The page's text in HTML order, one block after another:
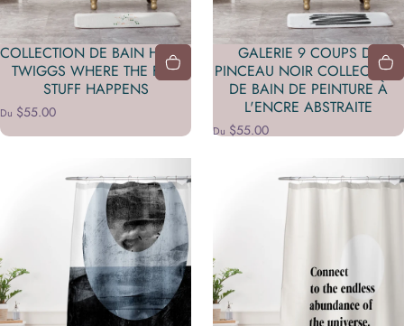
COLLECTION DE BAIN HELLO
TWIGGS WHERE THE FUN
STUFF HAPPENS
Du $55.00
GALERIE 9 COUPS DE
PINCEAU NOIR COLLECTION
DE BAIN DE PEINTURE À
L'ENCRE ABSTRAITE
Du $55.00